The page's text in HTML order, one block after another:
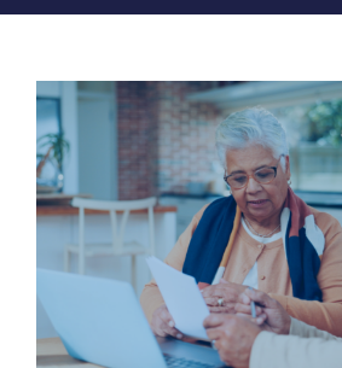
Ver
imagen
más
grande